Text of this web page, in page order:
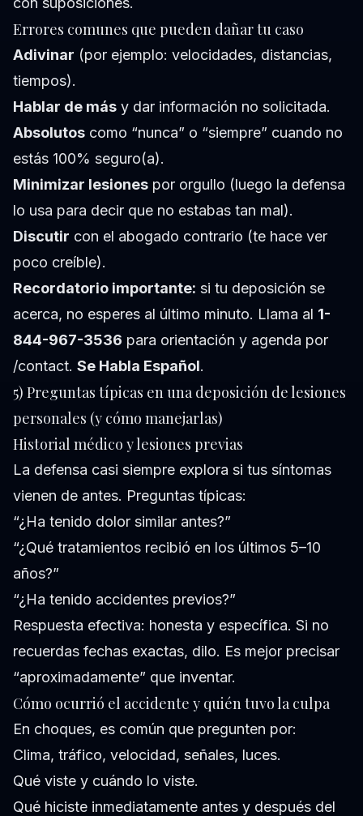
Errores comunes que pueden dañar tu caso
Adivinar (por ejemplo: velocidades, distancias,
tiempos).
Hablar de más y dar información no solicitada.
Absolutos como “nunca” o “siempre” cuando no
estás 100% seguro(a).
Minimizar lesiones por orgullo (luego la defensa
lo usa para decir que no estabas tan mal).
Discutir con el abogado contrario (te hace ver
poco creíble).
Recordatorio importante: si tu deposición se
acerca, no esperes al último minuto. Llama al 1-
844-967-3536 para orientación y agenda por
/contact. Se Habla Español.
5) Preguntas típicas en una deposición de lesiones
personales (y cómo manejarlas)
Historial médico y lesiones previas
La defensa casi siempre explora si tus síntomas
vienen de antes. Preguntas típicas:
“¿Ha tenido dolor similar antes?”
“¿Qué tratamientos recibió en los últimos 5–10
años?”
“¿Ha tenido accidentes previos?”
Respuesta efectiva: honesta y específica. Si no
recuerdas fechas exactas, dilo. Es mejor precisar
“aproximadamente” que inventar.
Cómo ocurrió el accidente y quién tuvo la culpa
En choques, es común que pregunten por:
Clima, tráfico, velocidad, señales, luces.
Qué viste y cuándo lo viste.
Qué hiciste inmediatamente antes y después del